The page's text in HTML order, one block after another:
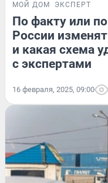
МОЙ ДОМ ЭКСПЕРТ
По факту или
России
и какая схема
с экспертами
16 февраля, 2025, 09:00